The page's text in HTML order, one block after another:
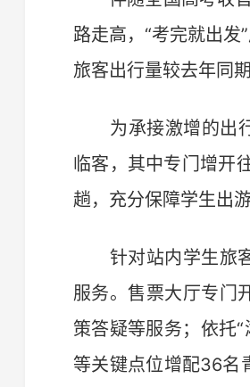
路走高，“考完就出发
旅客出行量较去年同
为承接激增的出行
临客，其中专门增开
趟，充分保障学生出
针对站内学生旅客
服务。售票大厅专门
策答疑等服务；依托
等关键点位增配36名